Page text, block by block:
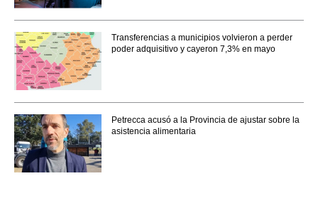
Transferencias a municipios volvieron a perder
poder adquisitivo y cayeron 7,3% en mayo
Petrecca acusó a la Provincia de ajustar sobre la
asistencia alimentaria